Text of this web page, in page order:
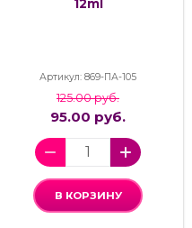
12ml
Артикул: 869-ПА-105
125.00 руб.
95.00 руб.
В КОРЗИНУ